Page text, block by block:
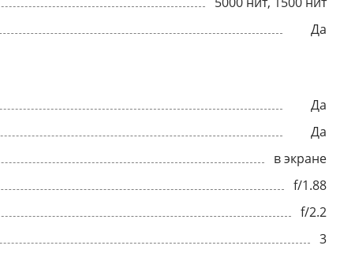
Да
Да
Да
в экране
f/1.88
f/2.2
3